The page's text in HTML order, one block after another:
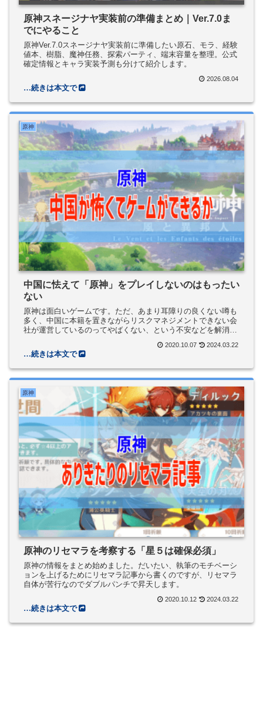
原神スネージナヤ実装前の準備まとめ｜Ver.7.0ま
でにやること
原神Ver.7.0スネージナヤ実装前に準備したい原石、モラ、経験
値本、樹脂、魔神任務、探索パーティ、端末容量を整理。公式
確定情報とキャラ実装予測も分けて紹介します。
2026.08.04
原神
中国に怯えて「原神」をプレイしないのはもったい
ない
原神は面白いゲームです。ただ、あまり耳障りの良くない噂も
多く、中国に本籍を置きながらリスクマネジメントできない会
社が運営しているのってやばくない、という不安などを解消し
2020.10.07 2024.03.22
原神
原神のリセマラを考察する「星５は確保必須」
原神の情報をまとめ始めました。だいたい、執筆のモチベーシ
ョンを上げるためにリセマラ記事から書くのですが、リセマラ
自体が苦行なのでダブルパンチで昇天します。
2020.10.12 2024.03.22